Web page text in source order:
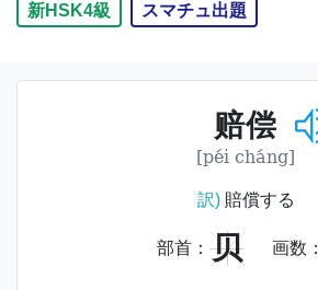
新HSK4級 スマチュ出題
赔偿
[péi cháng]
訳)賠償する
部首： 贝 画数：